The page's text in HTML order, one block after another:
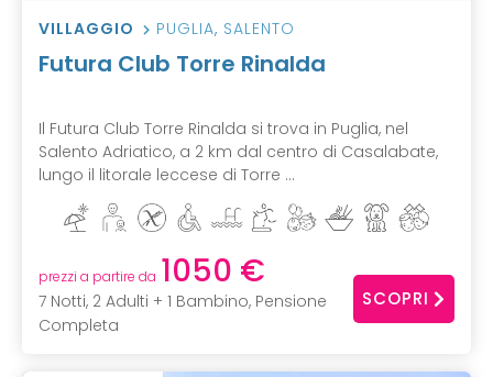
VILLAGGIO PUGLIA, SALENTO
Futura Club Torre Rinalda
Il Futura Club Torre Rinalda si trova in Puglia, nel
Salento Adriatico, a 2 km dal centro di Casalabate,
lungo il litorale leccese di Torre ...
prezzi a partire da 1050 €
7 Notti, 2 Adulti + 1 Bambino, Pensione
Completa
SCOPRI